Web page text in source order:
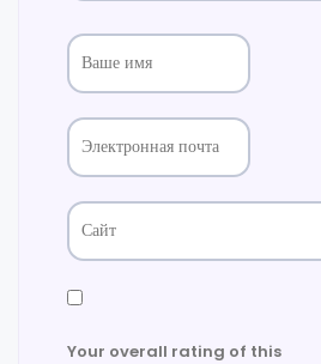
Your overall rating of this